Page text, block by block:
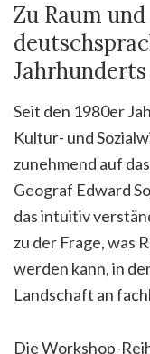
Zu Raum
Jahrhunderts
Seit den 1980er
Kultur- und
zunehmend auf
Geograf Edward
das intuitiv
zu der Frage, was
werden kann, in
Landschaft an
Die Workshop-